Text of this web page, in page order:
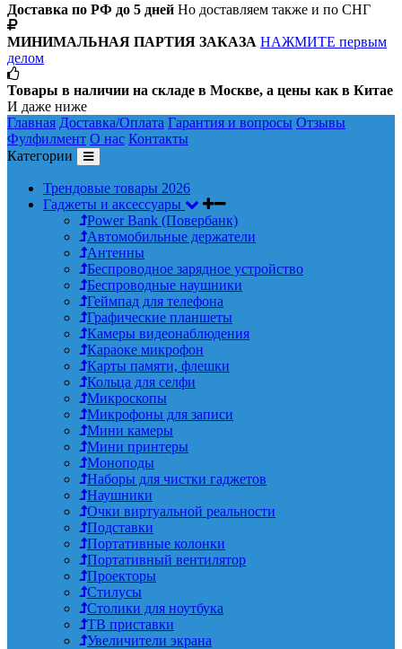
Доставка по РФ до 5 дней Но доставляем также и по СНГ
МИНИМАЛЬНАЯ ПАРТИЯ ЗАКАЗА НАЖМИТЕ первым
делом
Товары в наличии на складе в Москве, а цены как в Китае
И даже ниже
Главная Доставка/Оплата Гарантия и вопросы Отзывы
Фулфилмент О нас Контакты
Категории
Трендовые товары 2026
Гаджеты и аксессуары
Power Bank (Повербанк)
Автомобильные держатели
Антенны
Беспроводное зарядное устройство
Беспроводные наушники
Геймпад для телефона
Графические планшеты
Камеры видеонаблюдения
Караоке микрофон
Карты памяти, флешки
Кольца для селфи
Микроскопы
Микрофоны для записи
Мини камеры
Мини принтеры
Моноподы
Наборы для чистки гаджетов
Наушники
Очки виртуальной реальности
Подставки
Портативные колонки
Портативный вентилятор
Проекторы
Стилусы
Столики для ноутбука
ТВ приставки
Увеличители экрана